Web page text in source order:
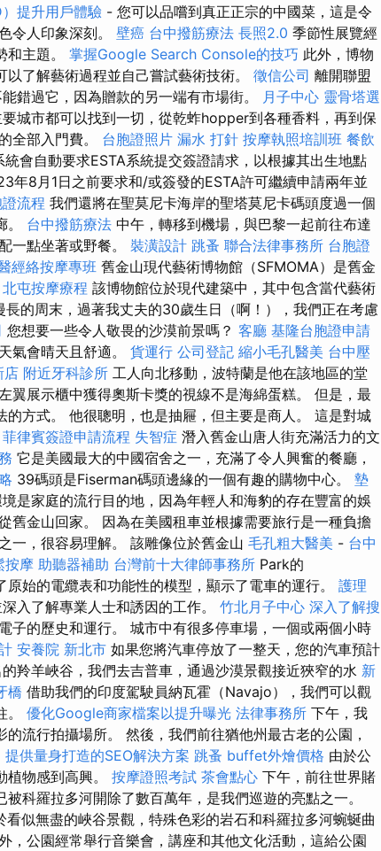
提升用戶體驗 - 您可以品嚐到真正正宗的中國菜，這是令
令人印象深刻。 壁癌 台中撥筋療法 長照2.0 季節性展覽經
和主題。 掌握Google Search Console的技巧 此外，博物
了解藝術過程並自己嘗試藝術技術。 徵信公司 離開聯盟
錯過它，因為贈款的另一端有市場街。 月子中心 靈骨塔選
城市都可以找到一切，從乾蚱hopper到各種香料，再到保
全部入門費。 台胞證照片 漏水 打針 按摩執照培訓班 餐飲
會自動要求ESTA系統提交簽證請求，以根據其出生地點
年8月1日之前要求和/或簽發的ESTA許可繼續申請兩年並
流程 我們還將在聖莫尼卡海岸的聖塔莫尼卡碼頭度過一個
。 台中撥筋療法 中午，轉移到機場，與巴黎一起前往布達
一點坐著或野餐。 裝潢設計 跳蚤 聯合法律事務所 台胞證
經絡按摩專班 舊金山現代藝術博物館（SFMOMA）是舊金
北屯按摩療程 該博物館位於現代建築中，其中包含當代藝術
的周末，過著我丈夫的30歲生日（啊！），我們正在考慮
您想要一些令人敬畏的沙漠前景嗎？ 客廳 基隆台胞證申請
氣會晴天且舒適。 貨運行 公司登記 縮小毛孔醫美 台中壓
店 附近牙科診所 工人向北移動，波特蘭是他在該地區的堂
翼展示櫃中獲得奧斯卡獎的視線不是海綿蛋糕。 但是，最
方式。 他很聰明，也是抽屜，但主要是商人。 這是對城
菲律賓簽證申請流程 失智症 潛入舊金山唐人街充滿活力的文
它是美國最大的中國宿舍之一，充滿了令人興奮的餐廳，
39碼頭是Fiserman碼頭邊緣的一個有趣的購物中心。 墊
是家庭的流行目的地，因為年輕人和海豹的存在豐富的娛
舊金山回家。 因為在美國租車並根據需要旅行是一種負擔
一，很容易理解。 該雕像位於舊金山 毛孔粗大醫美 - 台中
按摩 助聽器補助 台灣前十大律師事務所 Park的
原始的電纜表和功能性的模型，顯示了電車的運行。 護理
入了解專業人士和誘因的工作。 竹北月子中心 深入了解搜
子的歷史和運行。 城市中有很多停車場，一個或兩個小時
安養院 新北市 如果您將汽車停放了一整天，您的汽車預計
羚羊峽谷，我們去吉普車，通過沙漠景觀接近狹窄的水 新
橋 借助我們的印度駕駛員納瓦霍（Navajo），我們可以觀
。 優化Google商家檔案以提升曝光 法律事務所 下午，我
流行拍攝場所。 然後，我們前往猶他州最古老的公園，
提供量身打造的SEO解決方案 跳蚤 buffet外燴價格 由於公
物感到高興。 按摩證照考試 茶會點心 下午，前往世界賭
科羅拉多河開除了數百萬年，是我們巡遊的亮點之一。
看似無盡的峽谷景觀，特殊色彩的岩石和科羅拉多河蜿蜒曲
，公園經常舉行音樂會，講座和其他文化活動，這給公園